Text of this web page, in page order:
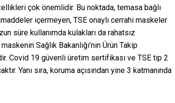
çok önemlidir. Bu noktada, temasa bağlı
içermeyen, TSE onaylı cerrahi maskeler
süre kullanımda kulakları da rahatsız
Sağlık Bakanlığı’nın Ürün Takip
Covid 19 güvenli üretim sertifikası ve TSE tip 2
Yanı sıra, koruma açısından yine 3 katmanında